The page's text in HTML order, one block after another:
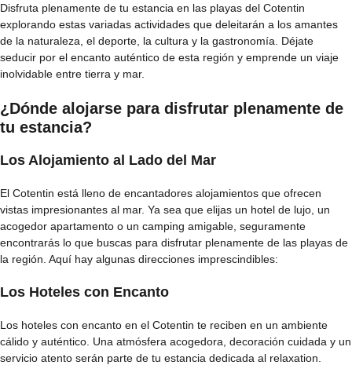
Disfruta plenamente de tu estancia en las playas del Cotentin
explorando estas variadas actividades que deleitarán a los amantes
de la naturaleza, el deporte, la cultura y la gastronomía. Déjate
seducir por el encanto auténtico de esta región y emprende un viaje
inolvidable entre tierra y mar.
¿Dónde alojarse para disfrutar plenamente de
tu estancia?
Los Alojamiento al Lado del Mar
El Cotentin está lleno de encantadores alojamientos que ofrecen
vistas impresionantes al mar. Ya sea que elijas un hotel de lujo, un
acogedor apartamento o un camping amigable, seguramente
encontrarás lo que buscas para disfrutar plenamente de las playas de
la región. Aquí hay algunas direcciones imprescindibles:
Los Hoteles con Encanto
Los hoteles con encanto en el Cotentin te reciben en un ambiente
cálido y auténtico. Una atmósfera acogedora, decoración cuidada y un
servicio atento serán parte de tu estancia dedicada al relaxation.